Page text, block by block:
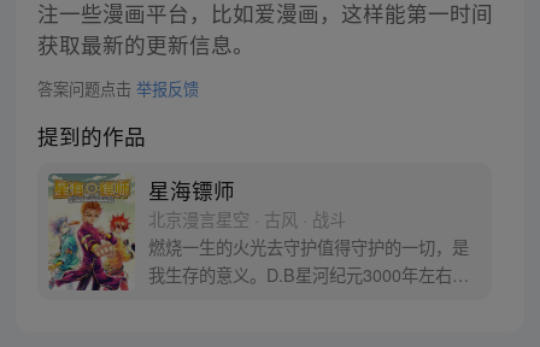
注一些漫画平台，比如爱漫画，这样能第一时间
获取最新的更新信息。
答案问题点击 举报反馈
提到的作品
星海镖师
北京漫言星空 · 古风 · 战斗
燃烧一生的火光去守护值得守护的一切，是
我生存的意义。D.B星河纪元3000年左右，